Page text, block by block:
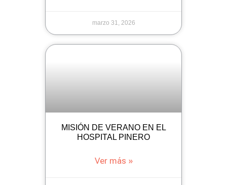
marzo 31, 2026
MISIÓN DE VERANO EN EL
HOSPITAL PINERO
Ver más »